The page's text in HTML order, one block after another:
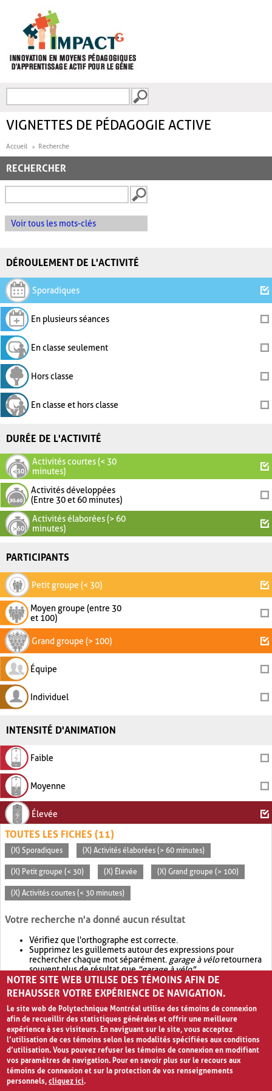
FORMULAIRE DE
VIGNETTES DE PÉDAGOGIE ACTIVE
Accueil Recherche
RECHERCHER
Voir tous les mots-clés
DÉROULEMENT DE L'ACTIVITÉ
Sporadiques
En plusieurs séances
En classe seulement
Hors classe
En classe et hors classe
DURÉE DE L'ACTIVITÉ
Activités courtes (< 30
minutes)
Activités développées
(Entre 30 et 60 minutes)
Activités élaborées (> 60
minutes)
PARTICIPANTS
Petit groupe (< 30)
Moyen groupe (entre 30
et 100)
Grand groupe (> 100)
Équipe
Individuel
INTENSITÉ D'ANIMATION
Faible
Moyenne
Élevée
TOUTES LES FICHES (11)
(X) Sporadiques (X) Activités élaborées (> 60 minutes)
(X) Petit groupe (< 30) (X) Élevée (X) Grand groupe (> 100)
(X) Activités courtes (< 30 minutes)
Votre recherche n'a donné aucun résultat
Vérifiez que l'orthographe est correcte.
Supprimez les guillemets autour des expressions pour
rechercher chaque mot séparément. garage à véloretournera
souvent plus de résultat que"garage à vélo".
Envisagez d'élargir votre recherche avec OR.garage OR vélo
retournera souvent plus de résultat quegarage à vélo
NOTRE SITE WEB UTILISE DES TÉMOINS AFIN DE
REHAUSSER VOTRE EXPÉRIENCE DE NAVIGATION.
Le site web de Polytechnique Montréal utilise des témoins de connexion
afin de recueillir des statistiques générales et offrir une meilleure
expérience à ses visiteurs. En naviguant sur le site, vous acceptez
l’utilisation de ces témoins selon les modalités spécifiées aux conditions
d’utilisation. Vous pouvez refuser les témoins de connexion en modifiant
vos paramètres de navigation. Pour en savoir plus sur le recours aux
témoins de connexion et sur la protection de vos renseignements
personnels,cliquez ici.